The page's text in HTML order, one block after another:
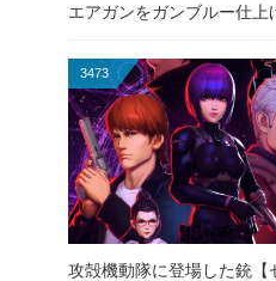
エアガンをガンブルー仕上
3473
攻殻機動隊に登場した銃【